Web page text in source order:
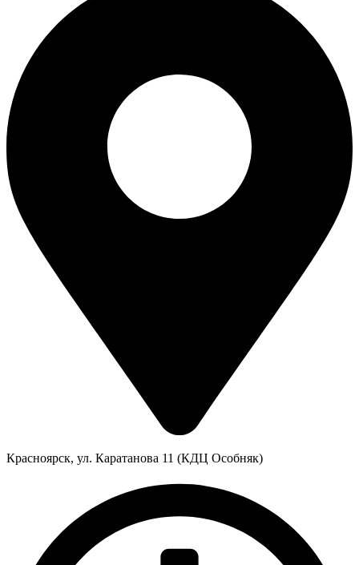
Красноярск, ул. Каратанова 11 (КДЦ Особняк)